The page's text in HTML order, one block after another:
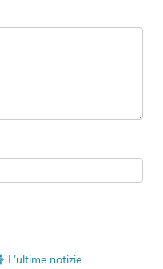
L’ultime notizie